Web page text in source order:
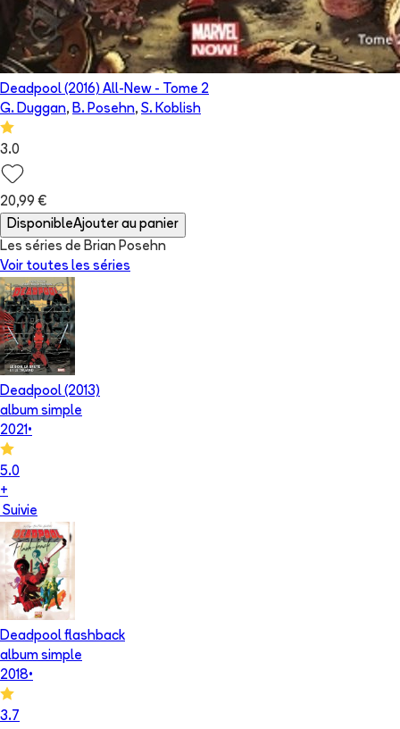
Deadpool (2016) All-New - Tome 2
G. Duggan, B. Posehn, S. Koblish
3.0
20,99 €
DisponibleAjouter au panier
Les séries de Brian Posehn
Voir toutes les séries
Deadpool (2013)
album simple
2021•
5.0
+
Suivie
Deadpool flashback
album simple
2018•
3.7